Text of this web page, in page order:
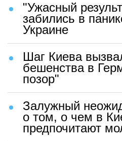
"Ужасный
забились в
Украине
Шаг Киева
бешенства в
позор"
Залужный
о том, о чем в
предпочитают